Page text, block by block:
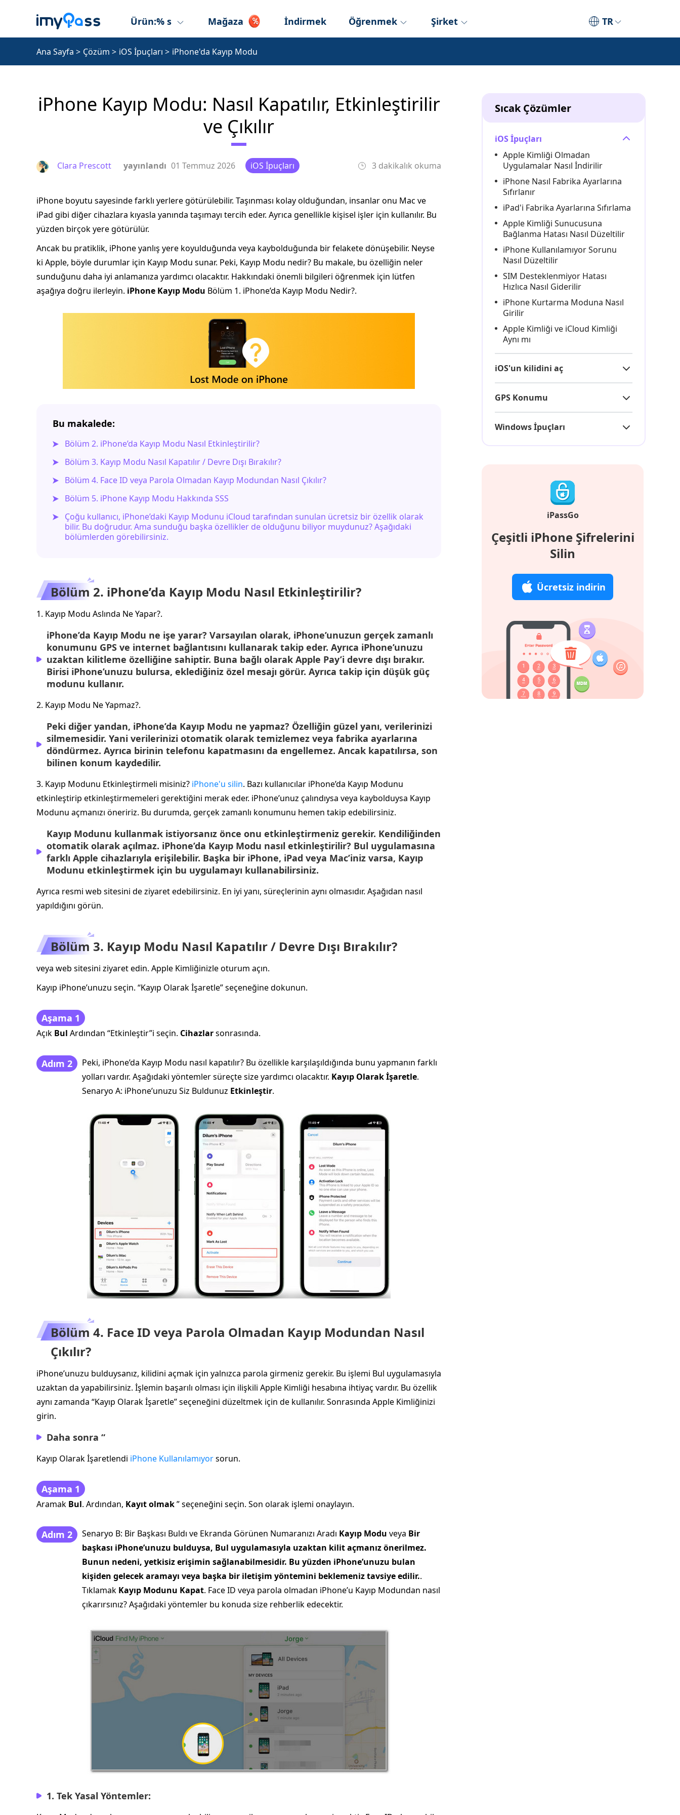
TR
Ürün:% s Mağaza İndirmek Öğrenmek Şirket
Ana Sayfa > Çözüm > iOS İpuçları > iPhone'da Kayıp Modu
iPhone Kayıp Modu: Nasıl Kapatılır, Etkinleştirilir
ve Çıkılır
Clara Prescott yayınlandı 01 Temmuz 2026 iOS İpuçları 3 dakikalık okuma
iPhone boyutu sayesinde farklı yerlere götürülebilir. Taşınması kolay olduğundan, insanlar onu Mac ve
iPad gibi diğer cihazlara kıyasla yanında taşımayı tercih eder. Ayrıca genellikle kişisel işler için kullanılır. Bu
yüzden birçok yere götürülür.
Ancak bu pratiklik, iPhone yanlış yere koyulduğunda veya kaybolduğunda bir felakete dönüşebilir. Neyse
ki Apple, böyle durumlar için Kayıp Modu sunar. Peki, Kayıp Modu nedir? Bu makale, bu özelliğin neler
sunduğunu daha iyi anlamanıza yardımcı olacaktır. Hakkındaki önemli bilgileri öğrenmek için lütfen
aşağıya doğru ilerleyin. iPhone Kayıp Modu Bölüm 1. iPhone’da Kayıp Modu Nedir?.
Bu makalede:
Bölüm 2. iPhone’da Kayıp Modu Nasıl Etkinleştirilir?
Bölüm 3. Kayıp Modu Nasıl Kapatılır / Devre Dışı Bırakılır?
Bölüm 4. Face ID veya Parola Olmadan Kayıp Modundan Nasıl Çıkılır?
Bölüm 5. iPhone Kayıp Modu Hakkında SSS
Çoğu kullanıcı, iPhone’daki Kayıp Modunu iCloud tarafından sunulan ücretsiz bir özellik olarak
bilir. Bu doğrudur. Ama sunduğu başka özellikler de olduğunu biliyor muydunuz? Aşağıdaki
bölümlerden görebilirsiniz.
Bölüm 2. iPhone’da Kayıp Modu Nasıl Etkinleştirilir?
1. Kayıp Modu Aslında Ne Yapar?.
iPhone’da Kayıp Modu ne işe yarar? Varsayılan olarak, iPhone’unuzun gerçek zamanlı
konumunu GPS ve internet bağlantısını kullanarak takip eder. Ayrıca iPhone’unuzu
uzaktan kilitleme özelliğine sahiptir. Buna bağlı olarak Apple Pay’i devre dışı bırakır.
Birisi iPhone’unuzu bulursa, eklediğiniz özel mesajı görür. Ayrıca takip için düşük güç
modunu kullanır.
2. Kayıp Modu Ne Yapmaz?.
Peki diğer yandan, iPhone’da Kayıp Modu ne yapmaz? Özelliğin güzel yanı, verilerinizi
silmemesidir. Yani verilerinizi otomatik olarak temizlemez veya fabrika ayarlarına
döndürmez. Ayrıca birinin telefonu kapatmasını da engellemez. Ancak kapatılırsa, son
bilinen konum kaydedilir.
3. Kayıp Modunu Etkinleştirmeli misiniz? iPhone'u silin. Bazı kullanıcılar iPhone’da Kayıp Modunu
etkinleştirip etkinleştirmemeleri gerektiğini merak eder. iPhone’unuz çalındıysa veya kaybolduysa Kayıp
Modunu açmanızı öneririz. Bu durumda, gerçek zamanlı konumunu hemen takip edebilirsiniz.
Kayıp Modunu kullanmak istiyorsanız önce onu etkinleştirmeniz gerekir. Kendiliğinden
otomatik olarak açılmaz. iPhone’da Kayıp Modu nasıl etkinleştirilir? Bul uygulamasına
farklı Apple cihazlarıyla erişilebilir. Başka bir iPhone, iPad veya Mac’iniz varsa, Kayıp
Modunu etkinleştirmek için bu uygulamayı kullanabilirsiniz.
Ayrıca resmi web sitesini de ziyaret edebilirsiniz. En iyi yanı, süreçlerinin aynı olmasıdır. Aşağıdan nasıl
yapıldığını görün.
Bölüm 3. Kayıp Modu Nasıl Kapatılır / Devre Dışı Bırakılır?
veya web sitesini ziyaret edin. Apple Kimliğinizle oturum açın.
Kayıp iPhone’unuzu seçin. “Kayıp Olarak İşaretle” seçeneğine dokunun.
Aşama 1
Açık Bul Ardından “Etkinleştir”i seçin. Cihazlarsonrasında.
Adım 2
Peki, iPhone’da Kayıp Modu nasıl kapatılır? Bu özellikle karşılaşıldığında bunu yapmanın farklı
yolları vardır. Aşağıdaki yöntemler süreçte size yardımcı olacaktır. Kayıp Olarak İşaretle.
Senaryo A: iPhone’unuzu Siz Buldunuz Etkinleştir.
Bölüm 4. Face ID veya Parola Olmadan Kayıp Modundan Nasıl
Çıkılır?
iPhone’unuzu bulduysanız, kilidini açmak için yalnızca parola girmeniz gerekir. Bu işlemi Bul uygulamasıyla
uzaktan da yapabilirsiniz. İşlemin başarılı olması için ilişkili Apple Kimliği hesabına ihtiyaç vardır. Bu özellik
aynı zamanda “Kayıp Olarak İşaretle” seçeneğini düzeltmek için de kullanılır. Sonrasında Apple Kimliğinizi
girin.
Daha sonra “
Kayıp Olarak İşaretlendi iPhone Kullanılamıyorsorun.
Aşama 1
Aramak Bul. Ardından, Kayıt olmak” seçeneğini seçin. Son olarak işlemi onaylayın.
Adım 2 Senaryo B: Bir Başkası Buldı ve Ekranda Görünen Numaranızı Aradı Kayıp Modu veya Bir
başkası iPhone’unuzu bulduysa, Bul uygulamasıyla uzaktan kilit açmanız önerilmez.
Bunun nedeni, yetkisiz erişimin sağlanabilmesidir. Bu yüzden iPhone’unuzu bulan
kişiden gelecek aramayı veya başka bir iletişim yöntemini beklemeniz tavsiye edilir..
Tıklamak Kayıp Modunu Kapat. Face ID veya parola olmadan iPhone’u Kayıp Modundan nasıl
çıkarırsınız? Aşağıdaki yöntemler bu konuda size rehberlik edecektir.
1. Tek Yasal Yöntemler:
Sıcak Çözümler
iOS İpuçları
Apple Kimliği Olmadan
Uygulamalar Nasıl İndirilir
iPhone Nasıl Fabrika Ayarlarına
Sıfırlanır
iPad'i Fabrika Ayarlarına Sıfırlama
Apple Kimliği Sunucusuna
Bağlanma Hatası Nasıl Düzeltilir
iPhone Kullanılamıyor Sorunu
Nasıl Düzeltilir
SIM Desteklenmiyor Hatası
Hızlıca Nasıl Giderilir
iPhone Kurtarma Moduna Nasıl
Girilir
Apple Kimliği ve iCloud Kimliği
Aynı mı
iOS'un kilidini aç
GPS Konumu
Windows İpuçları
iPassGo
Çeşitli iPhone Şifrelerini
Silin
Ücretsiz indirin